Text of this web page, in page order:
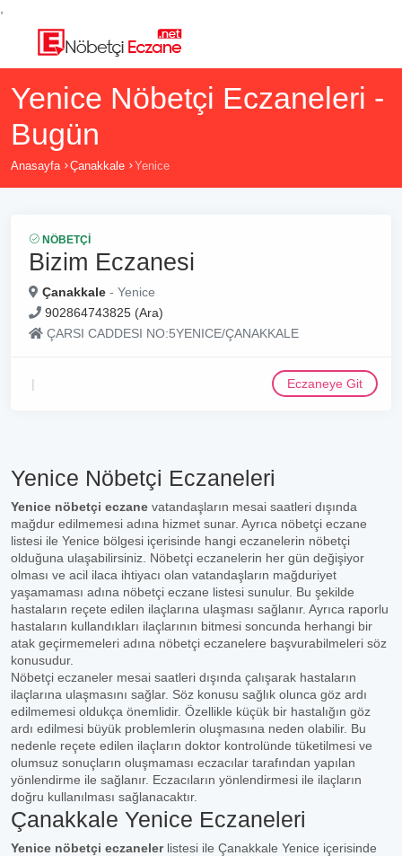
Yenice Nöbetçi Eczaneleri -
Bugün
Anasayfa Çanakkale Yenice
NÖBETÇI
Bizim Eczanesi
Çanakkale - Yenice
902864743825 (Ara)
ÇARSI CADDESI NO:5YENICE/ÇANAKKALE
Eczaneye Git
Yenice Nöbetçi Eczaneleri
Yenice nöbetçi eczane vatandaşların mesai saatleri dışında
mağdur edilmemesi adına hizmet sunar. Ayrıca nöbetçi eczane
listesi ile Yenice bölgesi içerisinde hangi eczanelerin nöbetçi
olduğuna ulaşabilirsiniz. Nöbetçi eczanelerin her gün değişiyor
olması ve acil ilaca ihtiyacı olan vatandaşların mağduriyet
yaşamaması adına nöbetçi eczane listesi sunulur. Bu şekilde
hastaların reçete edilen ilaçlarına ulaşması sağlanır. Ayrıca raporlu
hastaların kullandıkları ilaçlarının bitmesi soncunda herhangi bir
atak geçirmemeleri adına nöbetçi eczanelere başvurabilmeleri söz
konusudur.
Nöbetçi eczaneler mesai saatleri dışında çalışarak hastaların
ilaçlarına ulaşmasını sağlar. Söz konusu sağlık olunca göz ardı
edilmemesi oldukça önemlidir. Özellikle küçük bir hastalığın göz
ardı edilmesi büyük problemlerin oluşmasına neden olabilir. Bu
nedenle reçete edilen ilaçların doktor kontrolünde tüketilmesi ve
olumsuz sonuçların oluşmaması eczacılar tarafından yapılan
yönlendirme ile sağlanır. Eczacıların yönlendirmesi ile ilaçların
doğru kullanılması sağlanacaktır.
Çanakkale Yenice Eczaneleri
Yenice nöbetçi eczanelerlistesi ile Çanakkale Yenice içerisinde